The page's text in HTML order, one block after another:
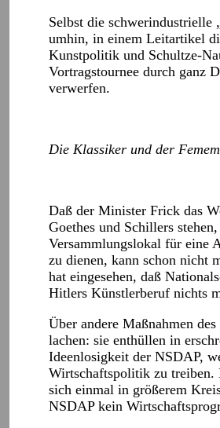
Selbst die schwerindustrielle
umhin, in einem Leitartikel
Kunstpolitik und Schultze-
Vortragstournee durch ganz
verwerfen.
Die Klassiker und der
Daß der Minister Frick das
Goethes und Schillers
Versammlungslokal für eine
zu dienen, kann schon nicht
hat eingesehen, daß
Hitlers Künstlerberuf nichts
Über andere Maßnahmen
lachen: sie enthüllen in
Ideenlosigkeit der NSDAP,
Wirtschaftspolitik zu treiben.
sich einmal in größerem
NSDAP kein